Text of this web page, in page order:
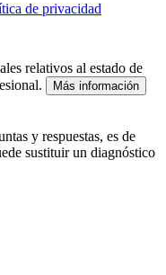
de privacidad
relativos al estado de
Más información
y respuestas, es de
sustituir un diagnóstico